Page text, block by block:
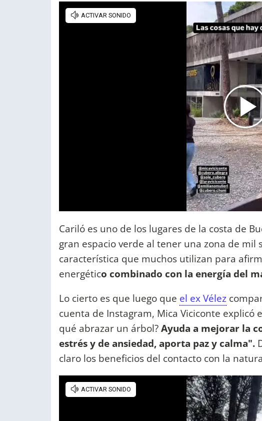
Cariló es uno de los lugares de la costa de
gran espacio verde al tener una zona de mil
característica que muchos utilizan para
energético combinado con la energía del
Lo cierto es que luego que el ex Vélez
cuenta de Instagram, Mica Viciconte
qué abrazar un árbol?Ayuda a mejorar la
estrés y de ansiedad, aporta paz y calma".
claro los beneficios del contacto con la